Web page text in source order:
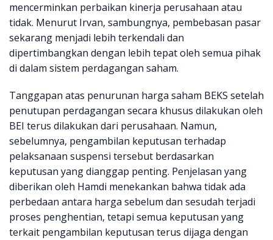
mencerminkan perbaikan kinerja perusahaan atau
tidak. Menurut Irvan, sambungnya, pembebasan pasar
sekarang menjadi lebih terkendali dan
dipertimbangkan dengan lebih tepat oleh semua pihak
di dalam sistem perdagangan saham.
Tanggapan atas penurunan harga saham BEKS setelah
penutupan perdagangan secara khusus dilakukan oleh
BEI terus dilakukan dari perusahaan. Namun,
sebelumnya, pengambilan keputusan terhadap
pelaksanaan suspensi tersebut berdasarkan
keputusan yang dianggap penting. Penjelasan yang
diberikan oleh Hamdi menekankan bahwa tidak ada
perbedaan antara harga sebelum dan sesudah terjadi
proses penghentian, tetapi semua keputusan yang
terkait pengambilan keputusan terus dijaga dengan